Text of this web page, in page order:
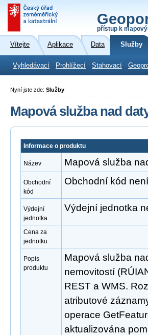
přístup k
Vítejte Aplikace Data Služby
Vyhledávací Prohlížecí Stahovací
Nyní jste zde: Služby
Mapová služba nad
Informace o produktu
Název Mapová služba
Obchodní
kód
Obchodní kód
Výdejní
jednotka
Výdejní jednotka
Cena za
jednotku
Popis
produktu
Mapová služba
nemovitostí
REST a WMS.
atributové
operace
aktualizována